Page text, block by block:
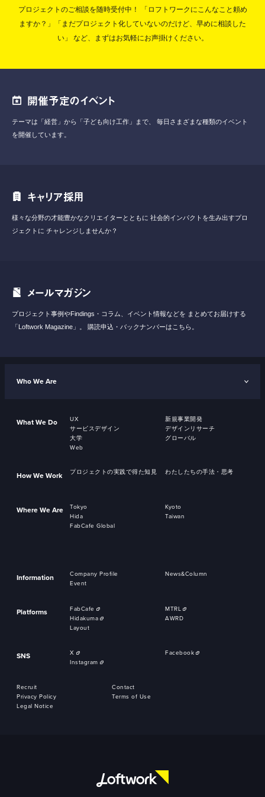
プロジェクトのご相談を随時受付中！
「ロフトワークにこんなこと頼め
ますか？」「まだプロジェクト化していないのだけど、早めに相談した
い」
など、まずはお気軽にお声掛けください。
開催予定のイベント
テーマは「経営」から「子ども向け工作」まで、
毎日さまざまな種類のイベント
を開催しています。
キャリア採用
様々な分野の才能豊かなクリエイターとともに 社会的インパクトを生み出すプロ
ジェクトに チャレンジしませんか？
メールマガジン
プロジェクト事例やFindings・コラム、イベント情報などを まとめてお届けする
「Loftwork Magazine」。
購読申込・バックナンバーはこちら。
Who We Are
What We Do UX
新規事業開発
サービスデザイン
デザインリサーチ
大学
グローバル
Web
How We Work プロジェクトの実践で得た知見 わたしたちの手法・思考
Where We Are Tokyo
Kyoto
Hida
Taiwan
FabCafe Global
Information Company Profile
News&Column
Event
Platforms FabCafe
MTRL
Hidakuma
AWRD
Layout
SNS X
Facebook
Instagram
Recruit
Contact
Privacy Policy
Terms of Use
Legal Notice